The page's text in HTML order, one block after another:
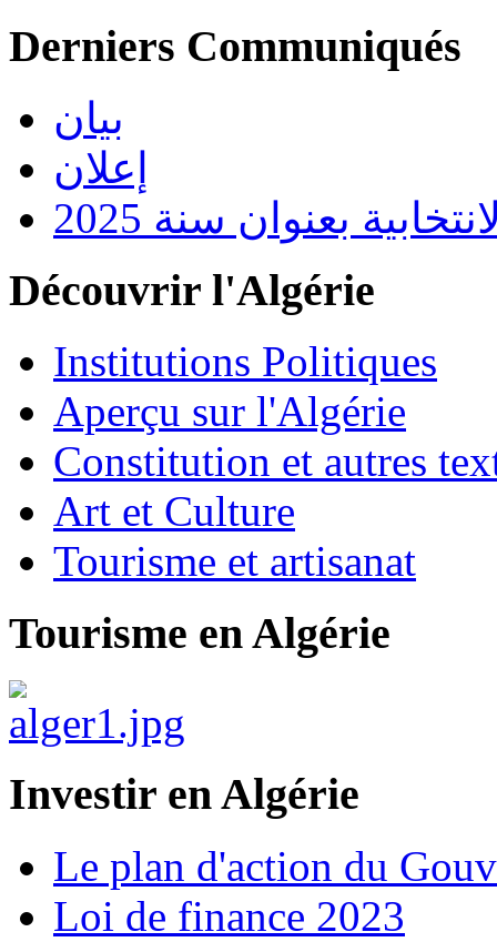
Derniers Communiqués
بيان
إعلان
بعنوان سنة 2025
Découvrir l'Algérie
Institutions Politiques
Aperçu sur l'Algérie
Constitution et autres
Art et Culture
Tourisme et artisanat
Tourisme en Algérie
Investir en Algérie
Le plan d'action du
Loi de finance 2023